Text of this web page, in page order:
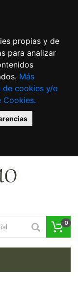
propias y de
para analizar
Más
de cookies y/o
Cookies.
0